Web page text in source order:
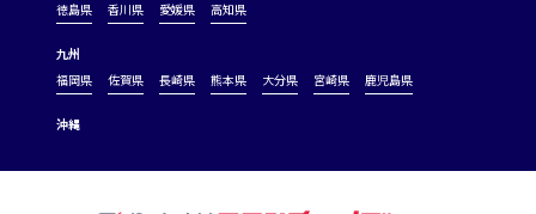
徳島県
香川県 愛媛県 高知県
九州
福岡県
佐賀県 長崎県 熊本県 大分県 宮崎県 鹿児島県
沖縄